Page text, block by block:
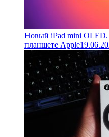
Новый iPad mini OLED.
планшете Apple